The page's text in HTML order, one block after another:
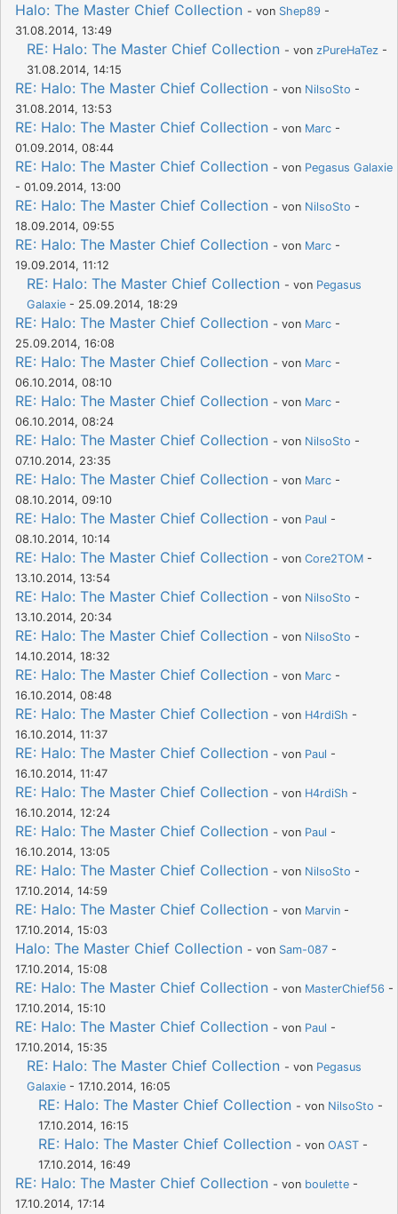
Halo: The Master Chief Collection - von Shep89 -
31.08.2014, 13:49
RE: Halo: The Master Chief Collection - von zPureHaTez -
31.08.2014, 14:15
RE: Halo: The Master Chief Collection - von NilsoSto -
31.08.2014, 13:53
RE: Halo: The Master Chief Collection - von Marc -
01.09.2014, 08:44
RE: Halo: The Master Chief Collection - von Pegasus Galaxie
- 01.09.2014, 13:00
RE: Halo: The Master Chief Collection - von NilsoSto -
18.09.2014, 09:55
RE: Halo: The Master Chief Collection - von Marc -
19.09.2014, 11:12
RE: Halo: The Master Chief Collection - von Pegasus
Galaxie - 25.09.2014, 18:29
RE: Halo: The Master Chief Collection - von Marc -
25.09.2014, 16:08
RE: Halo: The Master Chief Collection - von Marc -
06.10.2014, 08:10
RE: Halo: The Master Chief Collection - von Marc -
06.10.2014, 08:24
RE: Halo: The Master Chief Collection - von NilsoSto -
07.10.2014, 23:35
RE: Halo: The Master Chief Collection - von Marc -
08.10.2014, 09:10
RE: Halo: The Master Chief Collection - von Paul -
08.10.2014, 10:14
RE: Halo: The Master Chief Collection - von Core2TOM -
13.10.2014, 13:54
RE: Halo: The Master Chief Collection - von NilsoSto -
13.10.2014, 20:34
RE: Halo: The Master Chief Collection - von NilsoSto -
14.10.2014, 18:32
RE: Halo: The Master Chief Collection - von Marc -
16.10.2014, 08:48
RE: Halo: The Master Chief Collection - von H4rdiSh -
16.10.2014, 11:37
RE: Halo: The Master Chief Collection - von Paul -
16.10.2014, 11:47
RE: Halo: The Master Chief Collection - von H4rdiSh -
16.10.2014, 12:24
RE: Halo: The Master Chief Collection - von Paul -
16.10.2014, 13:05
RE: Halo: The Master Chief Collection - von NilsoSto -
17.10.2014, 14:59
RE: Halo: The Master Chief Collection - von Marvin -
17.10.2014, 15:03
Halo: The Master Chief Collection - von Sam-087 -
17.10.2014, 15:08
RE: Halo: The Master Chief Collection - von MasterChief56 -
17.10.2014, 15:10
RE: Halo: The Master Chief Collection - von Paul -
17.10.2014, 15:35
RE: Halo: The Master Chief Collection - von Pegasus
Galaxie - 17.10.2014, 16:05
RE: Halo: The Master Chief Collection - von NilsoSto -
17.10.2014, 16:15
RE: Halo: The Master Chief Collection - von OAST -
17.10.2014, 16:49
RE: Halo: The Master Chief Collection - von boulette -
17.10.2014, 17:14